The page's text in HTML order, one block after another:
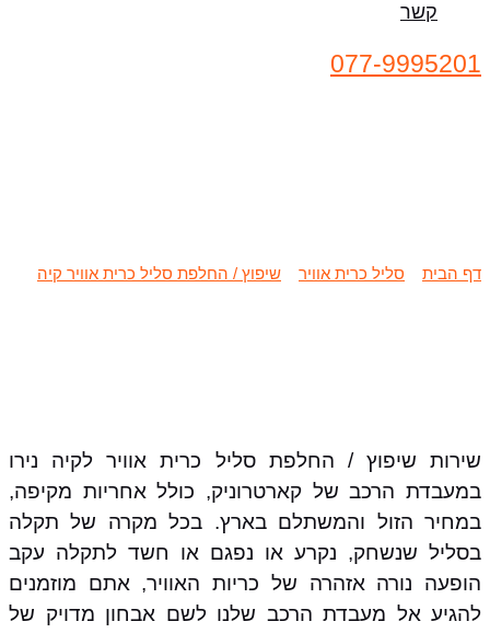
קשר
077-9995201
דף הבית סליל כרית אוויר שיפוץ / החלפת סליל כרית אוויר קיה
שירות שיפוץ / החלפת סליל כרית אוויר לקיה נירו
במעבדת הרכב של קארטרוניק, כולל אחריות מקיפה,
במחיר הזול והמשתלם בארץ. בכל מקרה של תקלה
בסליל שנשחק, נקרע או נפגם או חשד לתקלה עקב
הופעה נורה אזהרה של כריות האוויר, אתם מוזמנים
להגיע אל מעבדת הרכב שלנו לשם אבחון מדויק של